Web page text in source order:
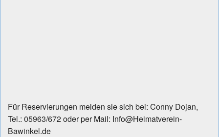
Für Reservierungen melden sie sich bei: Conny Dojan,
Tel.: 05963/672 oder per Mail: Info@Heimatverein-
Bawinkel.de